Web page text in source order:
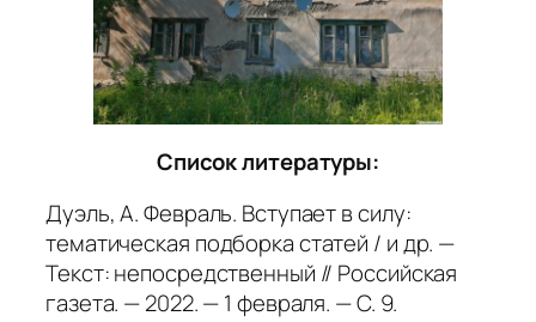
Список литературы:
Дуэль, А. Февраль. Вступает в силу:
тематическая подборка статей / и др. —
Текст: непосредственный // Российская
газета. — 2022. — 1 февраля. — С. 9.